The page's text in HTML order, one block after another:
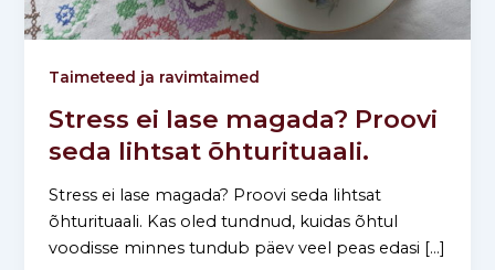
Taimeteed ja ravimtaimed
Stress ei lase magada? Proovi
seda lihtsat õhturituaali.
Stress ei lase magada? Proovi seda lihtsat
õhturituaali. Kas oled tundnud, kuidas õhtul
voodisse minnes tundub päev veel peas edasi […]